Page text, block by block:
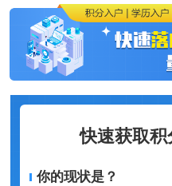
快速获取积
你的现状是？